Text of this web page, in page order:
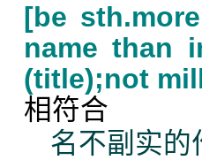
[be
name than
(title);not
相符合
名不副实的